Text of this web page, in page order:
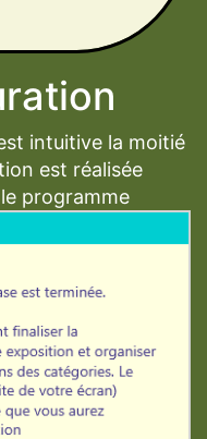
intuitive la moitié
est réalisée
programme